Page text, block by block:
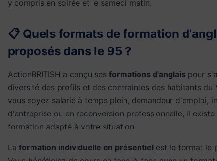
y compris en soirée et le samedi matin.
📋 Quels formats de formation
proposés dans le 95 ?
ActionBRITISH a conçu ses formations d'anglais pour
diversité des profils et des contraintes des habitants du
vous soyez salarié à temps plein, demandeur d'emploi,
d'entreprise ou en reconversion professionnelle, il
formation adapté à votre situation.
La formation individuelle en présentiel est le format le